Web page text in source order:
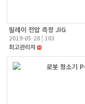
릴레이 전압 측정 JIG
2019-05-28 | 103
최고관리자